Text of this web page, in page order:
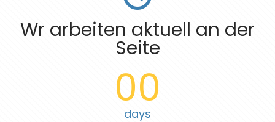
Wr arbeiten aktuell an der
Seite
00
days